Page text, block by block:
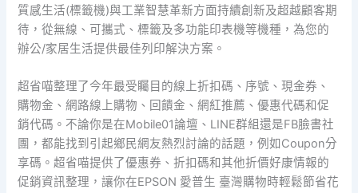
質感生活(標籤機)與工業智慧革新方面持續創新及超越顧客期
待，從無線、可攜式、標籤及多功能印表機等機種，為您的
辦公/家居生活提供最佳列印解決方案。
超省喵整理了今年最受矚目的線上折扣碼、序號、現金券、
購物金、網路線上購物、回饋金、網紅推薦、優惠代碼和促
銷代碼。不論你是在Mobile01論壇、LINE群組還是FB臉書社
團，都能找到引起鄉民網友熱烈討論的話題，例如Coupon分
享碼。超省喵提供了優惠券、折扣碼和其他折價好康情報的
促銷資訊整理，讓你在EPSON 愛普生 臺灣購物時輕鬆節省花